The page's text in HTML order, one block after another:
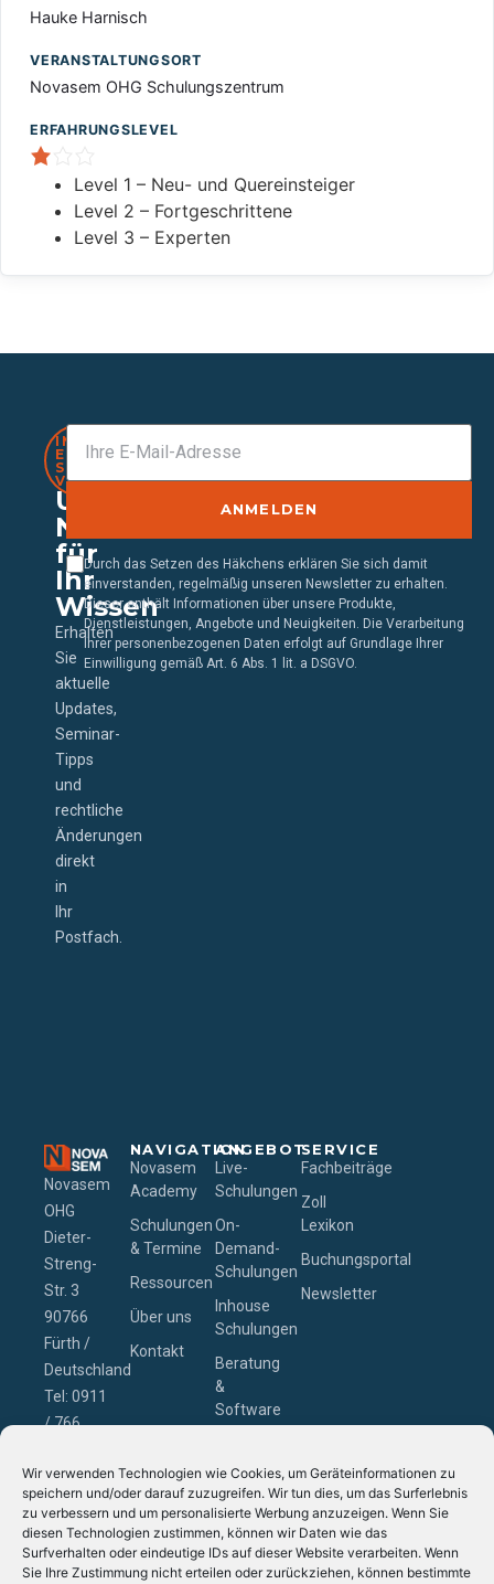
Wir verwenden Technologien wie Cookies, um Geräteinformationen zu
speichern und/oder darauf zuzugreifen. Wir tun dies, um das Surferlebnis
zu verbessern und um personalisierte Werbung anzuzeigen. Wenn Sie
diesen Technologien zustimmen, können wir Daten wie das
Surfverhalten oder eindeutige IDs auf dieser Website verarbeiten. Wenn
Sie Ihre Zustimmung nicht erteilen oder zurückziehen, können bestimmte
Hauke Harnisch
VERANSTALTUNGSORT
Novasem OHG Schulungszentrum
ERFAHRUNGSLEVEL
Level 1 – Neu- und Quereinsteiger
Level 2 – Fortgeschrittene
Level 3 – Experten
IMMER
EINEN
SCHRITT
VORAUS
Unser
Newsletter
für
Ihr
Wissen
Erhalten
Sie
aktuelle
Updates,
Seminar-
Tipps
und
rechtliche
Änderungen
direkt
in
Ihr
Postfach.
ANMELDEN
Durch das Setzen des Häkchens erklären Sie sich damit
einverstanden, regelmäßig unseren Newsletter zu erhalten.
Dieser enthält Informationen über unsere Produkte,
Dienstleistungen, Angebote und Neuigkeiten. Die Verarbeitung
Ihrer personenbezogenen Daten erfolgt auf Grundlage Ihrer
Einwilligung gemäß Art. 6 Abs. 1 lit. a DSGVO.
Novasem
OHG
Dieter-
Streng-
Str. 3
90766
Fürth /
Deutschland
Tel: 0911
/ 766
Email:
schulung@novasem.de
NAVIGATION
Novasem
Academy
Schulungen
& Termine
Ressourcen
Über uns
Kontakt
ANGEBOT
Live-
Schulungen
On-
Demand-
Schulungen
Inhouse
Schulungen
Beratung
&
Software
SERVICE
Fachbeiträge
Zoll
Lexikon
Buchungsportal
Newsletter